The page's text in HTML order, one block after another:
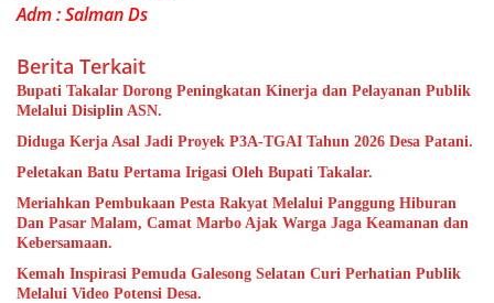
Adm : Salman Ds
Berita Terkait
Bupati Takalar Dorong Peningkatan Kinerja dan Pelayanan Publik
Melalui Disiplin ASN.
Diduga Kerja Asal Jadi Proyek P3A-TGAI Tahun 2026 Desa Patani.
Peletakan Batu Pertama Irigasi Oleh Bupati Takalar.
Meriahkan Pembukaan Pesta Rakyat Melalui Panggung Hiburan
Dan Pasar Malam, Camat Marbo Ajak Warga Jaga Keamanan dan
Kebersamaan.
Kemah Inspirasi Pemuda Galesong Selatan Curi Perhatian Publik
Melalui Video Potensi Desa.